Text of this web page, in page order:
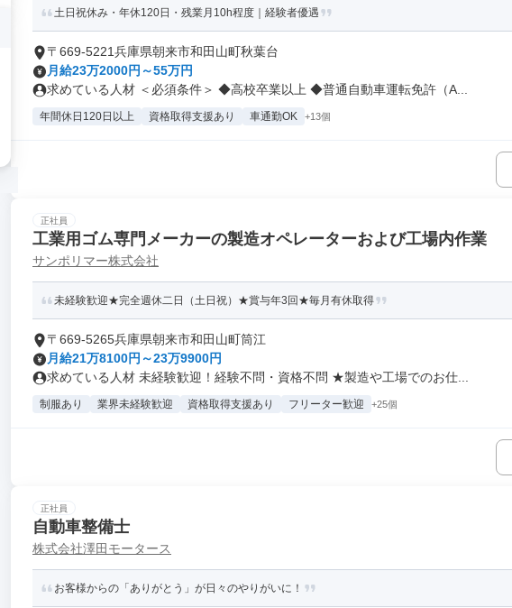
土日祝休み・年休120日・残業月10h程度｜経験者優遇
〒669-5221兵庫県朝来市和田山町秋葉台
月給23万2000円～55万円
求めている人材 ＜必須条件＞ ◆高校卒業以上 ◆普通自動車運転免許（A...
年間休日120日以上 資格取得支援あり 車通勤OK +13個
正社員
工業用ゴム専門メーカーの製造オペレーターおよび工場内作業
サンポリマー株式会社
未経験歓迎★完全週休二日（土日祝）★賞与年3回★毎月有休取得
〒669-5265兵庫県朝来市和田山町筒江
月給21万8100円～23万9900円
求めている人材 未経験歓迎！経験不問・資格不問 ★製造や工場でのお仕...
制服あり 業界未経験歓迎 資格取得支援あり フリーター歓迎 +25個
正社員
自動車整備士
株式会社澤田モータース
お客様からの「ありがとう」が日々のやりがいに！